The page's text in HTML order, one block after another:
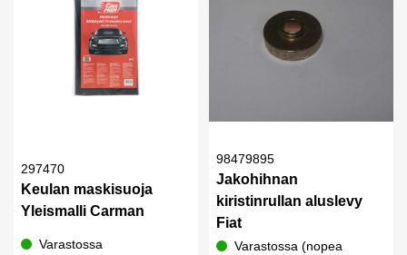
297470
Keulan maskisuoja
Yleismalli Carman
Varastossa
98479895
Jakohihnan
kiristinrullan aluslevy
Fiat
Varastossa (nopea